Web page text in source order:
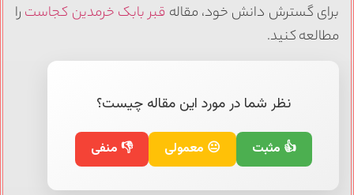
برای گسترش دانش خود، مقاله قبر بابک خرمدین کجاسترا
مطالعه کنید.
نظر شما در مورد این مقاله چیست؟
👍 مثبت 😐 معمولی 👎 منفی